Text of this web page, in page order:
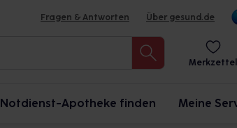
Fragen & Antworten Über gesund.de
Merkzettel
Notdienst-Apotheke finden Meine